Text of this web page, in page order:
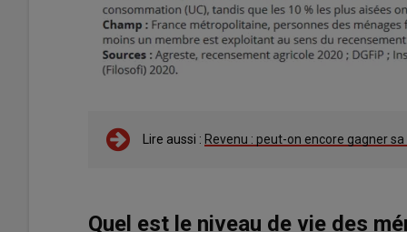
Lire aussi : Revenu : peut-on encore gagner
Quel est le niveau de vie des